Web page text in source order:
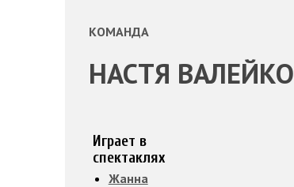
КОМАНДА
НАСТЯ ВАЛЕЙКО
Играет в
спектаклях
Жанна